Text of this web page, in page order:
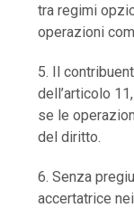
tra regimi
operazioni
5. Il
dell’articolo
se le
del diritto.
6. Senza
accertatrice